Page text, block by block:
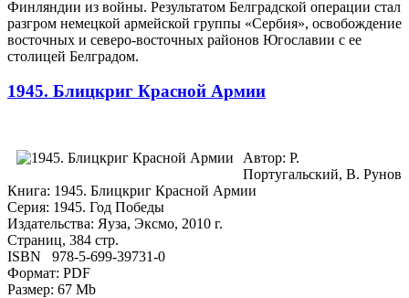
Финляндии из войны. Результатом Белградской операции стал
разгром немецкой армейской группы «Сербия», освобождение
восточных и северо-восточных районов Югославии с ее
столицей Белградом.
1945. Блицкриг Красной Армии
Автор: Р.
Португальский, В. Рунов
Книга: 1945. Блицкриг Красной Армии
Серия: 1945. Год Победы
Издательства: Яуза, Эксмо, 2010 г.
Страниц, 384 стр.
ISBN 978-5-699-39731-0
Формат: PDF
Размер: 67 Mb